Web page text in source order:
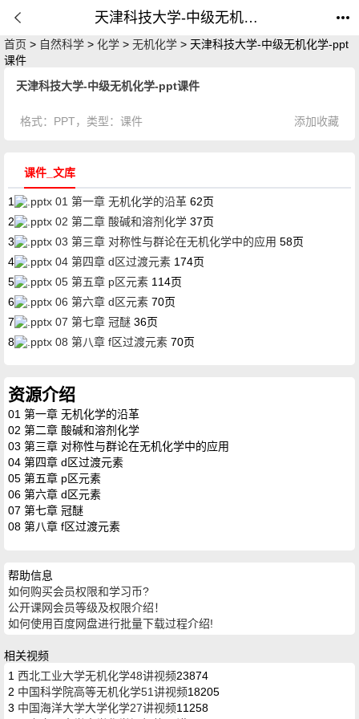
天津科技大学-中级无机化学-ppt课件_课件_公开课网
首页 > 自然科学 > 化学 > 无机化学 > 天津科技大学-中级无机化学-ppt
课件
天津科技大学-中级无机化学-ppt课件
格式： PPT，类型： 课件 添加收藏
课件_文库
1 01 第一章 无机化学的沿革 62页
2
02 第二章 酸碱和溶剂化学 37页
3
03 第三章 对称性与群论在无机化学中的应用 58页
4
04 第四章 d区过渡元素 174页
5
05 第五章 p区元素 114页
6
06 第六章 d区元素 70页
7
07 第七章 冠醚 36页
8
08 第八章 f区过渡元素 70页
资源介绍
01 第一章 无机化学的沿革
02 第二章 酸碱和溶剂化学
03 第三章 对称性与群论在无机化学中的应用
04 第四章 d区过渡元素
05 第五章 p区元素
06 第六章 d区元素
07 第七章 冠醚
08 第八章 f区过渡元素
帮助信息
如何购买会员权限和学习币?
公开课网会员等级及权限介绍！
如何使用百度网盘进行批量下载过程介绍!
相关视频
1 西北工业大学无机化学48讲视频23874
2 中国科学院高等无机化学51讲视频18205
3 中国海洋大学大学化学27讲视频11258